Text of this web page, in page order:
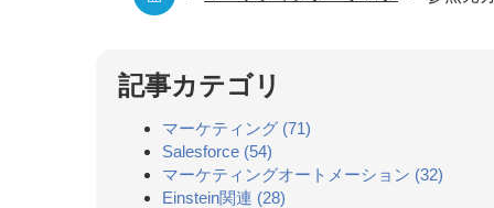
記事カテゴリ
マーケティング (71)
Salesforce (54)
マーケティングオートメーション (32)
Einstein関連 (28)